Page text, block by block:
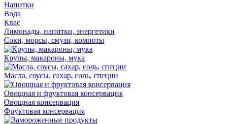
Напитки
Вода
Квас
Лимонады, напитки, энергетики
Соки, морсы, смузи, компоты
Крупы, макароны, мука
Масла, соусы, сахар, соль, специи
Овощная и фруктовая консервация
Овощная консервация
Фруктовая консервация